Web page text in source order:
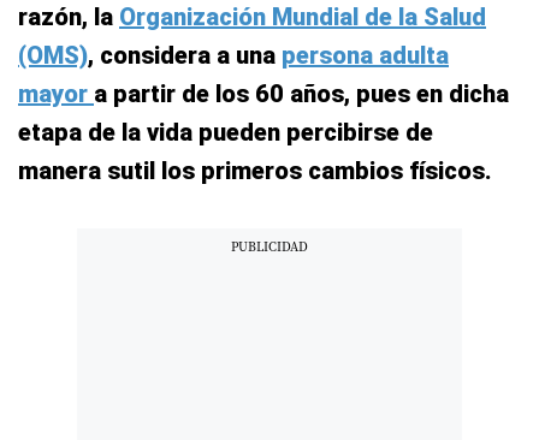
razón, la Organización Mundial de la Salud
(OMS), considera a una persona adulta
mayor a partir de los 60 años, pues en dicha
etapa de la vida pueden percibirse de
manera sutil los primeros cambios físicos.